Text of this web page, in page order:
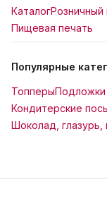
КаталогРозничный
Пищевая печать
Популярные
ТопперыПодложки
Кондитерские
Шоколад, глазурь,